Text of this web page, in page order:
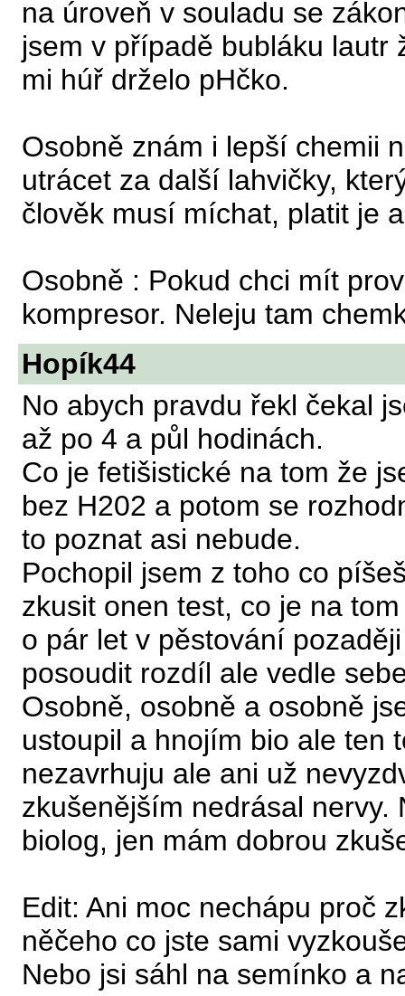
na úroveň v souladu se
jsem v případě bubláku lautr
mi húř drželo pHčko.
Osobně znám i lepší chemii
utrácet za další lahvičky,
člověk musí míchat, platit je
Osobně : Pokud chci mít
kompresor. Neleju tam
Hopík44
No abych pravdu řekl čekal
až po 4 a půl hodinách.
Co je fetišistické na tom že
bez H202 a potom se
to poznat asi nebude.
Pochopil jsem z toho co
zkusit onen test, co je na
o pár let v pěstování
posoudit rozdíl ale vedle
Osobně, osobně a osobně
ustoupil a hnojím bio ale ten
nezavrhuju ale ani už
zkušenějším nedrásal nervy.
biolog, jen mám dobrou
Edit: Ani moc nechápu proč
něčeho co jste sami
Nebo jsi sáhl na semínko a